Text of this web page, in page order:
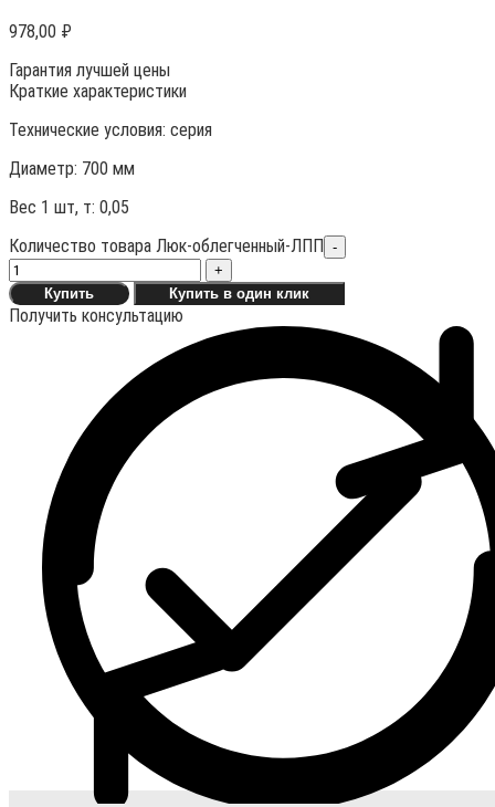
978,00 ₽
Гарантия лучшей цены
Краткие характеристики
Технические условия: серия
Диаметр: 700 мм
Вес 1 шт, т: 0,05
Количество товара Люк-облегченный-ЛПП
-
+
Купить
Купить в один клик
Получить консультацию